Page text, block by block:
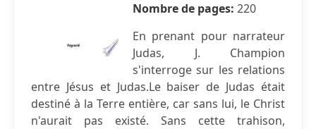
Nombre de pages: 220
En prenant pour narrateur
Judas, J. Champion
s'interroge sur les relations
entre Jésus et Judas.Le baiser de Judas était
destiné à la Terre entière, car sans lui, le Christ
n'aurait pas existé. Sans cette trahison,